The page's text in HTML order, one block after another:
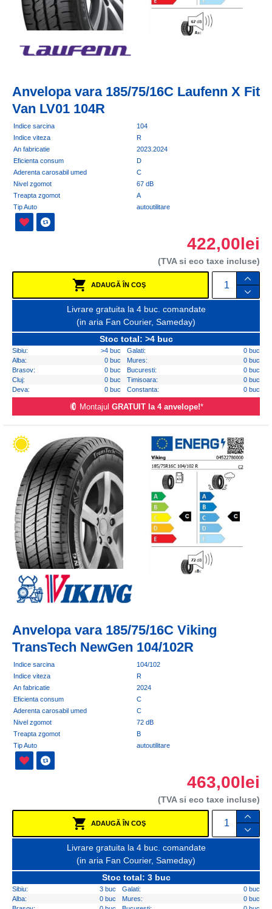
Anvelopa vara 185/75/16C Laufenn X Fit
Van LV01 104R
Indice sarcina
104
Indice viteza
R
An fabricatie
2023.2024
Eficienta consum
D
Aderenta carosabil umed
C
Nivel zgomot
67 dB
Treapta zgomot
A
Tip Auto
autoutilitare
422,00lei
(TVA si eco taxe incluse)
ADAUGĂ ÎN COŞ
Livrare gratuita la 4 buc. comandate
(in aria Fan Courier, Sameday)
Stoc total: >4 buc
Sibiu: >4 buc Galati:
0 buc
Alba:
0 buc Mures:
0 buc
Brasov:
0 buc Bucuresti:
0 buc
Cluj:
0 buc Timisoara:
0 buc
Deva:
0 buc Constanta: 0 buc
Montajul GRATUIT la 4 anvelope!*
Anvelopa vara 185/75/16C Viking
TransTech NewGen 104/102R
Indice sarcina
104/102
Indice viteza
R
An fabricatie
2024
Eficienta consum
C
Aderenta carosabil umed
C
Nivel zgomot
72 dB
Treapta zgomot
B
Tip Auto
autoutilitare
463,00lei
(TVA si eco taxe incluse)
ADAUGĂ ÎN COŞ
Livrare gratuita la 4 buc. comandate
(in aria Fan Courier, Sameday)
Stoc total: 3 buc
Sibiu: 3 buc Galati:
0 buc
Alba:
0 buc Mures:
0 buc